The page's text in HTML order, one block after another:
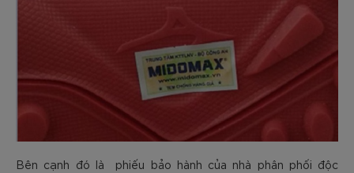
Bên cạnh đó là phiếu bảo hành của nhà phân phối độc